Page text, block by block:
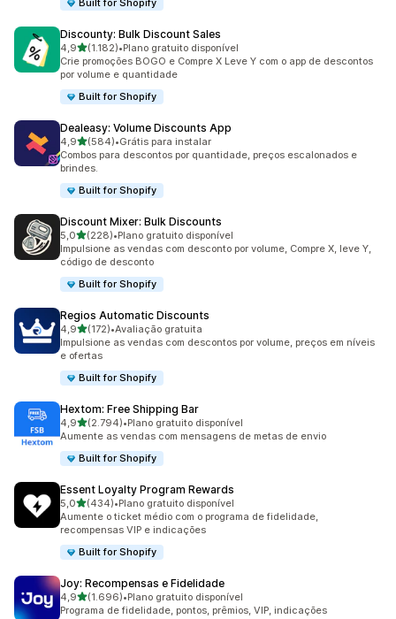
Built for Shopify
Discounty: Bulk Discount Sales
4,9de 5 estrelas
(1.182)
1182 avaliações ao todo
•Plano gratuito disponível
Crie promoções BOGO e Compre X Leve Y com o app de descontos
por volume e quantidade
Built for Shopify
Dealeasy: Volume Discounts App
4,9de 5 estrelas
(584)
584 avaliações ao todo
•Grátis para instalar
Combos para descontos por quantidade, preços escalonados e
brindes.
Built for Shopify
Discount Mixer: Bulk Discounts
5,0de 5 estrelas
(228)
228 avaliações ao todo
•Plano gratuito disponível
Impulsione as vendas com desconto por volume, Compre X, leve Y,
código de desconto
Built for Shopify
Regios Automatic Discounts
4,9de 5 estrelas
(172)
172 avaliações ao todo
•Avaliação gratuita
Impulsione as vendas com descontos por volume, preços em níveis
e ofertas
Built for Shopify
Hextom: Free Shipping Bar
4,9de 5 estrelas
(2.794)
2794 avaliações ao todo
•Plano gratuito disponível
Aumente as vendas com mensagens de metas de envio
Built for Shopify
Essent Loyalty Program Rewards
5,0de 5 estrelas
(434)
434 avaliações ao todo
•Plano gratuito disponível
Aumente o ticket médio com o programa de fidelidade,
recompensas VIP e indicações
Built for Shopify
Joy: Recompensas e Fidelidade
4,9de 5 estrelas
(1.696)
1696 avaliações ao todo
•Plano gratuito disponível
Programa de fidelidade, pontos, prêmios, VIP, indicações